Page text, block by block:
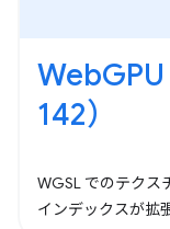
142）
WGSL でのテクス
インデックスが拡